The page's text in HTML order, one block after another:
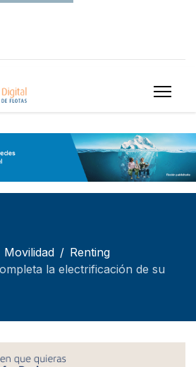
Movilidad
Renting
la electrificación de su